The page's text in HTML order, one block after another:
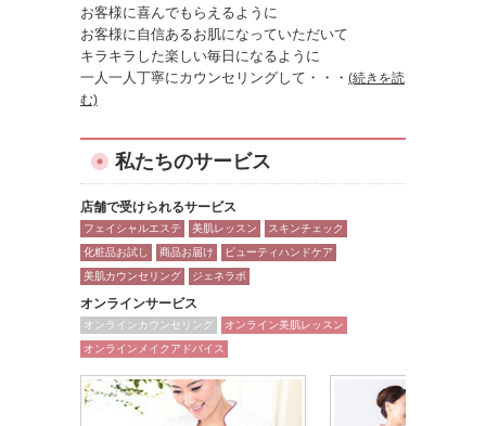
お客様に喜んでもらえるように
お客様に自信あるお肌になっていただいて
キラキラした楽しい毎日になるように
一人一人丁寧にカウンセリングして ・・・ (続きを読
む)
私たちのサービス
店舗で受けられるサービス
フェイシャルエステ 美肌レッスン
スキンチェック
化粧品お試し
商品お届け
ビューティハンドケア
美肌カウンセリング
ジェネラボ
オンラインサービス
オンラインカウンセリング
オンライン美肌レッスン
オンラインメイクアドバイス